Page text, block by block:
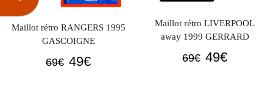
Maillot rétro RANGERS 1995
GASCOIGNE
69€ Le
49€Le
Maillot rétro LIVERPOOL
away 1999 GERRARD
69€ Le
49€Le